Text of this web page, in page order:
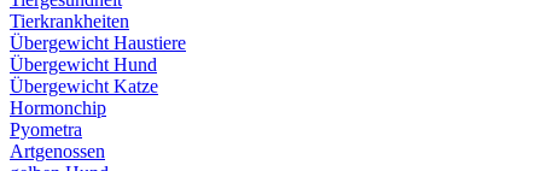
Tierkrankheiten
Übergewicht Haustiere
Übergewicht Hund
Übergewicht Katze
Hormonchip
Pyometra
Artgenossen